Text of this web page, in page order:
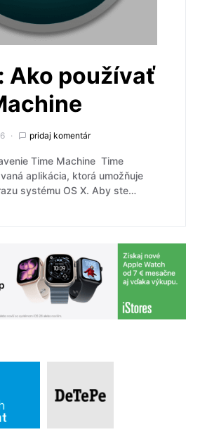
Ako používať
pridaj komentár
Time Machine Time
aplikácia, ktorá umožňuje
systému OS X. Aby ste…